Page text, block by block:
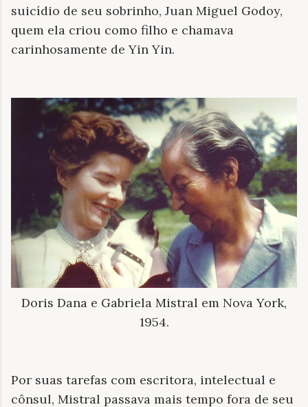
suicídio de seu sobrinho, Juan Miguel Godoy,
quem ela criou como filho e chamava
carinhosamente de Yin Yin.
Doris Dana e Gabriela Mistral em Nova York,
1954.
Por suas tarefas com escritora, intelectual e
cônsul, Mistral passava mais tempo fora de seu